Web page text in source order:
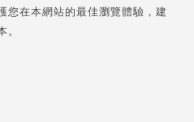
您在本網站的最佳瀏覽體驗，建
。